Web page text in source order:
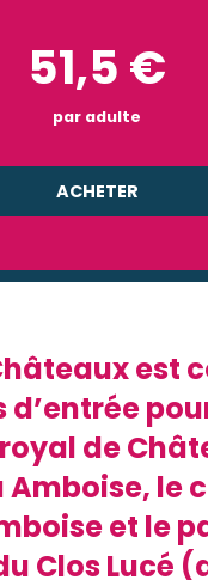
51,5 €
par adulte
ACHETER
est
d’entrée
de
Amboise, le
et le
Clos Lucé